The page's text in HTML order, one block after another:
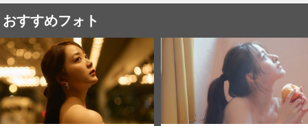
おすすめフォト